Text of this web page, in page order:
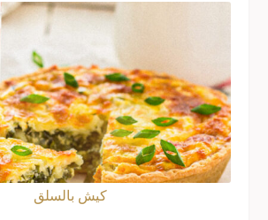
كيش بالسلق